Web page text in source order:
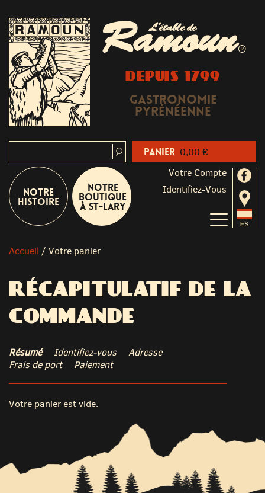
L'étable de
Ramoun®
DEPUIS 1799
Gastronomie
Pyrénéenne
Votre Compte
Identifiez-Vous
Notre
Histoire
Notre
boutique
à St-Lary
Accueil / Votre panier
RÉCAPITULATIF DE LA
COMMANDE
Résumé Identifiez-vous
Adresse
Frais de port
Paiement
Votre panier est vide.
Panier 0,00 €